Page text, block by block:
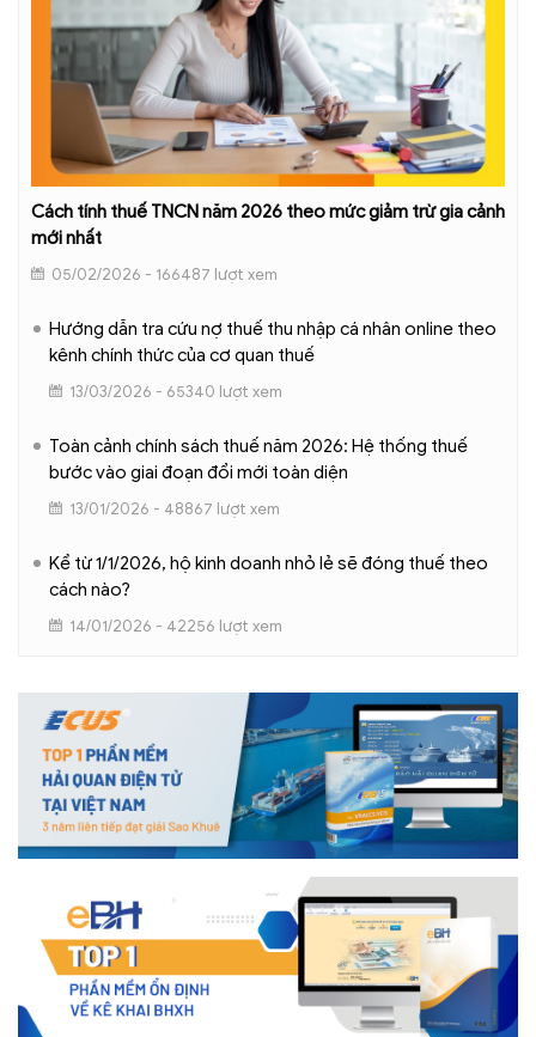
Cách tính thuế TNCN năm 2026 theo mức giảm trừ gia cảnh
mới nhất
05/02/2026 - 166487 lượt xem
Hướng dẫn tra cứu nợ thuế thu nhập cá nhân online theo
kênh chính thức của cơ quan thuế
13/03/2026 - 65340 lượt xem
Toàn cảnh chính sách thuế năm 2026: Hệ thống thuế
bước vào giai đoạn đổi mới toàn diện
13/01/2026 - 48867 lượt xem
Kể từ 1/1/2026, hộ kinh doanh nhỏ lẻ sẽ đóng thuế theo
cách nào?
14/01/2026 - 42256 lượt xem